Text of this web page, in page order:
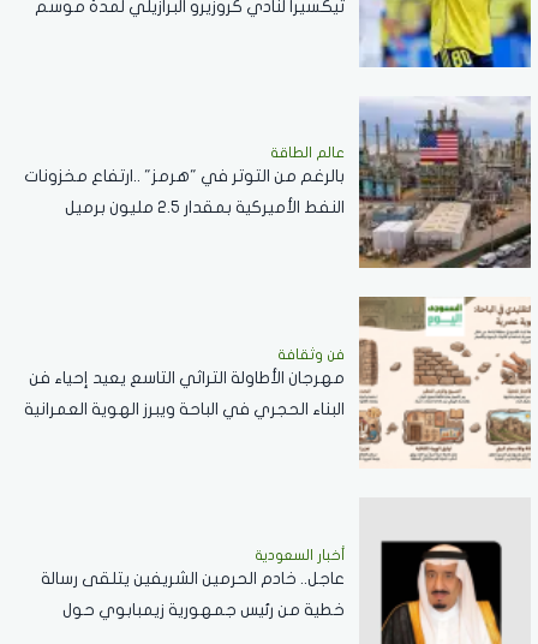
تيكسيرا لنادي كروزيرو البرازيلي لمدة موسم
عالم الطاقة
بالرغم من التوتر في "هرمز" ..ارتفاع مخزونات
النفط الأميركية بمقدار 2.5 مليون برميل
فن وثقافة
مهرجان الأطاولة التراثي التاسع يعيد إحياء فن
البناء الحجري في الباحة ويبرز الهوية العمرانية
أخبار السعودية
عاجل.. خادم الحرمين الشريفين يتلقى رسالة
خطية من رئيس جمهورية زيمبابوي حول